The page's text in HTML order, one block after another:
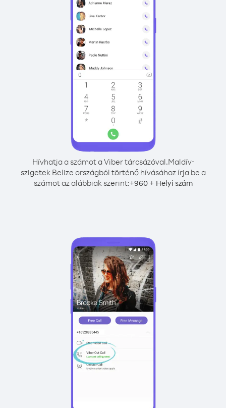
Hívhatja a számot a Viber tárcsázóval.Maldív-
szigetek Belize országból történő hívásához írja be a
számot az alábbiak szerint:+960+ Helyi szám